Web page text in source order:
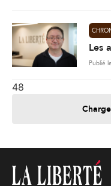
Les
Publié
48